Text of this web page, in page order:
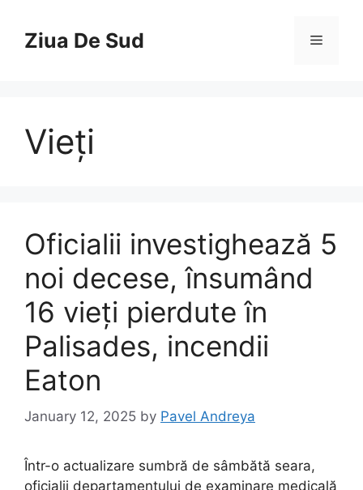
contentZiua De Sud Menu
Vieți
Oficialii investighează 5
noi decese, însumând
16 vieți pierdute în
Palisades, incendii
Eaton
January 12, 2025 by Pavel Andreya
Într-o actualizare sumbră de sâmbătă seara,
oficialii departamentului de examinare medicală